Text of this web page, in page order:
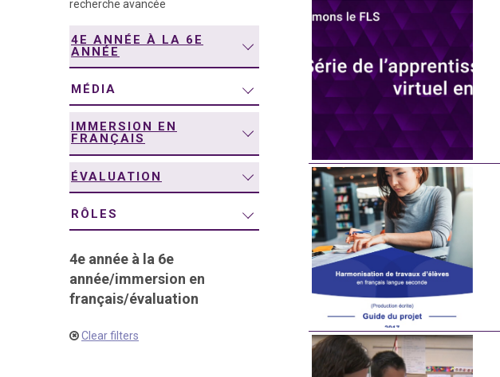
recherche avancée
4E ANNÉE À LA 6E
ANNÉE
MÉDIA
IMMERSION EN
FRANÇAIS
ÉVALUATION
RÔLES
4e année à la 6e
année/immersion en
français/évaluation
Clear filters